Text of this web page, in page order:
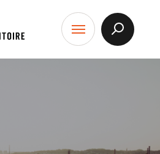
Menu
Afficher